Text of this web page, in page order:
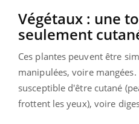
Végétaux : une
seulement
Ces plantes peuvent être
manipulées, voire
susceptible d'être cutané
frottent les yeux), voire